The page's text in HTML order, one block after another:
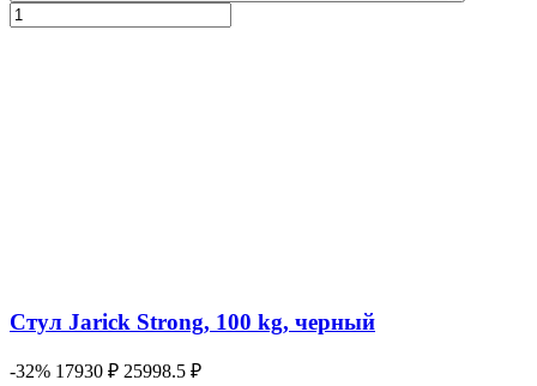
Стул Jarick Strong, 100 kg, черный
-32% 17930 ₽ 25998.5 ₽